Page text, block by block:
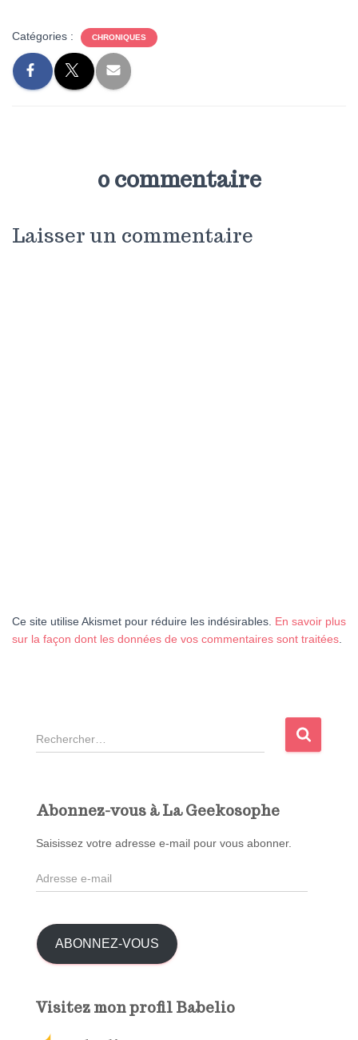
Catégories : CHRONIQUES
0 commentaire
Laisser un commentaire
Ce site utilise Akismet pour réduire les indésirables. En savoir plus
sur la façon dont les données de vos commentaires sont traitées
R
e
c
e
r
Abonnez-vous à La Geekosophe
Saisissez votre adresse e-mail pour vous abonner.
A
d
s
s
ABONNEZ-VOUS
Visitez mon profil Babelio